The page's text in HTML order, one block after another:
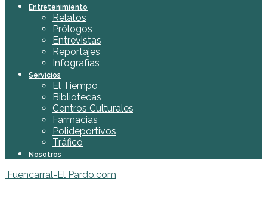
Entretenimiento
Relatos
Prólogos
Entrevistas
Reportajes
Infografías
Servicios
El Tiempo
Bibliotecas
Centros Culturales
Farmacias
Polideportivos
Tráfico
Nosotros
Fuencarral-El Pardo.com